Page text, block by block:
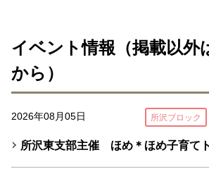
イベント情報（掲載以外
から）
2026年08月05日 所沢ブロック
所沢東支部主催 ほめ＊ほめ子育て